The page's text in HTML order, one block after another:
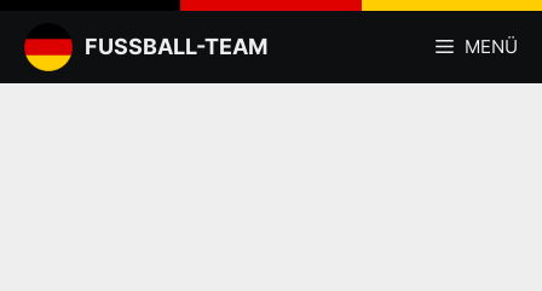
Inhalt
springen
FUSSBALL-TEAM MENÜ